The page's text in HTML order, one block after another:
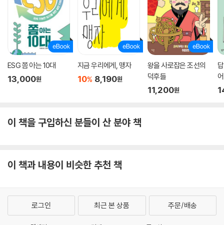
ESG 쫌 아는 10대
13,000원
지금 우리에게, 맹자
10% 8,190원
왕을 사로잡은 조선의
덕후들
11,200원
어
이 책을 구입하신 분들이 산 분야 책
이 책과 내용이 비슷한 추천 책
로그인 최근 본 상품 주문/배송